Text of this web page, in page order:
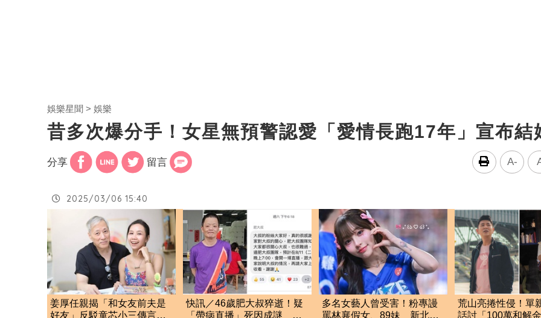
娛樂星聞 娛樂
昔多次爆分手！女星無預警認愛「愛情長跑17年」宣布結
分享 留言 A-
2025/03/06 15:40
姜厚任親揭「和女友前夫是
好友」反駁童芯小三傳言：
快訊／46歲肥大叔猝逝！疑
「帶病直播」死因成謎 團
多名女藝人曾受害！粉專謾
罵林襄假女、89妹 新北男
荒山亮捲性侵！單
話討「100萬和解